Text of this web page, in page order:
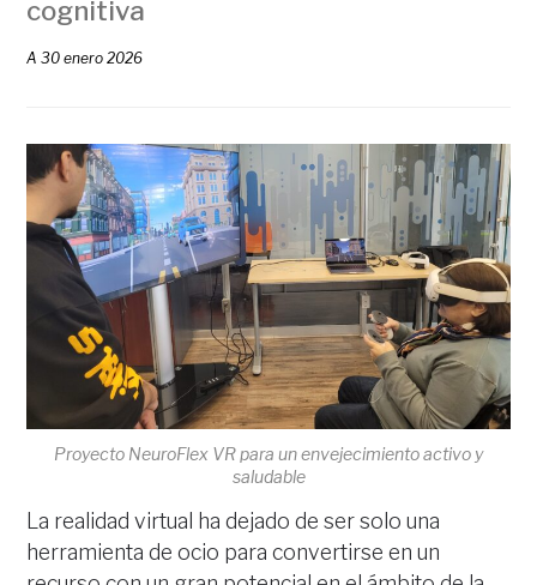
cognitiva
A30 enero 2026
Proyecto NeuroFlex VR para un envejecimiento activo y
saludable
La realidad virtual ha dejado de ser solo una
herramienta de ocio para convertirse en un